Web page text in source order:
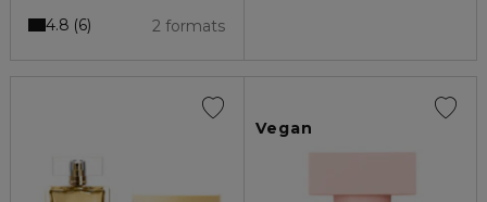
2 formats
4.8 6
Vegan